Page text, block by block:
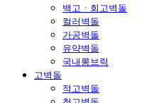
백고ㆍ회고벽돌
컬러벽돌
가공벽돌
유약벽돌
국내롱브릭
고벽돌
적고벽돌